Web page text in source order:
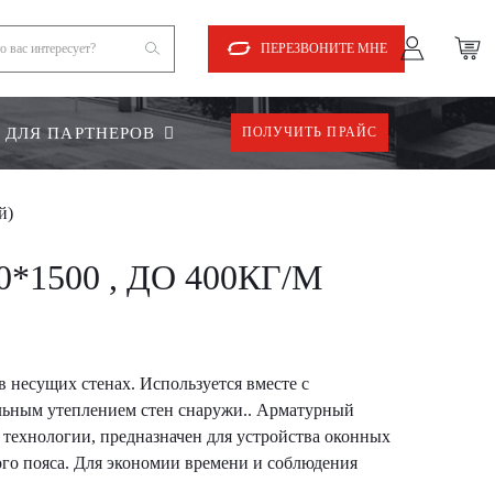
ПЕРЕЗВОНИТЕ МНЕ
ДЛЯ ПАРТНЕРОВ ПОЛУЧИТЬ ПРАЙС
, ДО 400КГ/М
стенах. Используется вместе с
утеплением стен снаружи.. Арматурный
предназначен для устройства оконных
пояса. Для экономии времени и соблюдения